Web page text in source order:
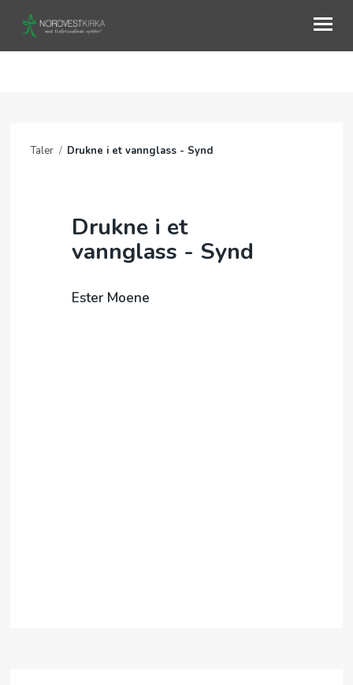
KURS
Taler / Drukne i et vannglass - Synd
Drukne i et
vannglass - Synd
Ester Moene